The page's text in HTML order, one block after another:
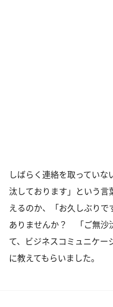
しばらく連絡を取ってい
汰しております」という言
えるのか、「お久しぶり
ありませんか？ 「ご無沙
て、ビジネスコミュニケー
に教えてもらいました。